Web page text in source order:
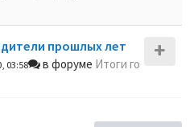
прошлых лет
03:58 в форуме Итоги го